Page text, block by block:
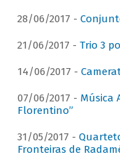
28/06/2017 -
21/06/2017 - Trio 3
14/06/2017 -
07/06/2017 - Música
Florentino”
31/05/2017 -
Fronteiras de